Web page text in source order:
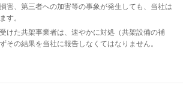
害、第三者への加害等の事象が発生しても、当社は
す。
けた共架事業者は、速やかに対処（共架設備の補
その結果を当社に報告しなくてはなりません。